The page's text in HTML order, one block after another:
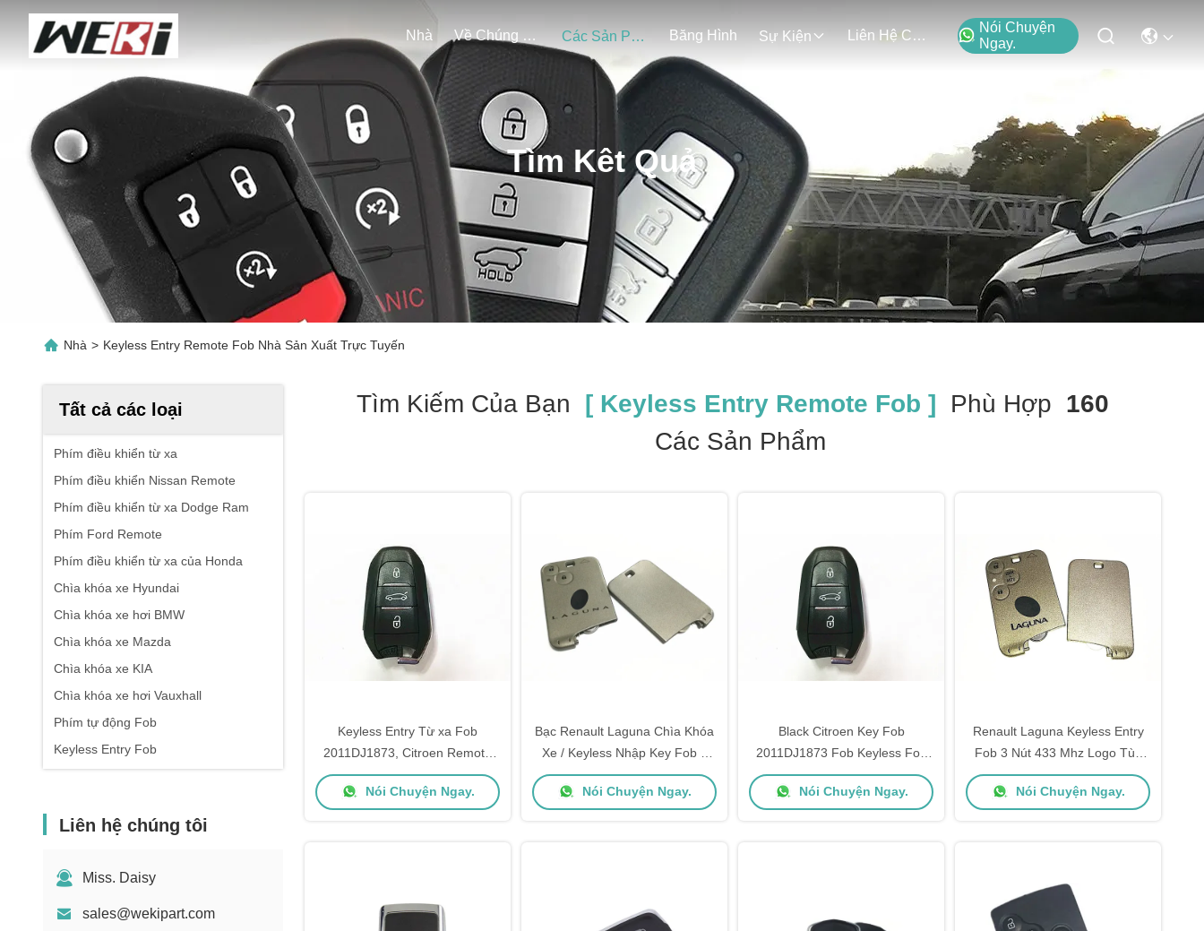
Nhà Về Chúng Tôi Các Sản Phẩm Băng Hình Sự Kiện Liên Hệ Chúng Tôi
Nói Chuyện
Ngay.
Tìm Kêt Quả
Nhà > Keyless Entry Remote Fob Nhà Sản Xuất Trực Tuyến
Tất cả các loại
Phím điều khiển từ xa
Phím điều khiển Nissan Remote
Phím điều khiển từ xa Dodge Ram
Phím Ford Remote
Phím điều khiển từ xa của Honda
Chìa khóa xe Hyundai
Chìa khóa xe hơi BMW
Chìa khóa xe Mazda
Chìa khóa xe KIA
Chìa khóa xe hơi Vauxhall
Phím tự động Fob
Keyless Entry Fob
Liên hệ chúng tôi
Miss. Daisy
sales@wekipart.com
Tìm Kiếm Của Bạn [ Keyless Entry Remote Fob ] Phù Hợp 160
Các Sản Phẩm
Keyless Entry Từ xa Fob
2011DJ1873, Citroen Remote
Key CE0682 433 MHZ A01TAB
Nói Chuyện Ngay.
Bạc Renault Laguna Chìa Khóa
Xe / Keyless Nhập Key Fob 2
Nút 433 Mhz
Nói Chuyện Ngay.
Black Citroen Key Fob
2011DJ1873 Fob Keyless Fob
CE0682 433 MHZ
Nói Chuyện Ngay.
Renault Laguna Keyless Entry
Fob 3 Nút 433 Mhz Logo Tùy
Chỉnh Bạc Màu
Nói Chuyện Ngay.